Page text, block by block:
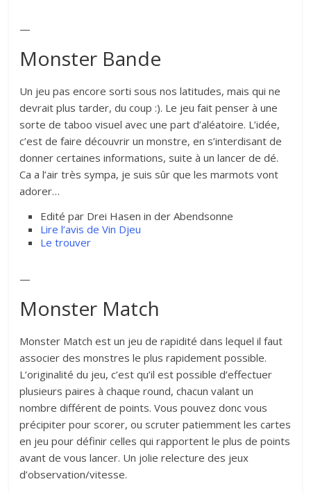
—
Monster Bande
Un jeu pas encore sorti sous nos latitudes, mais qui ne
devrait plus tarder, du coup :). Le jeu fait penser à une
sorte de taboo visuel avec une part d’aléatoire. L’idée,
c’est de faire découvrir un monstre, en s’interdisant de
donner certaines informations, suite à un lancer de dé.
Ca a l’air très sympa, je suis sûr que les marmots vont
adorer…
Edité par Drei Hasen in der Abendsonne
Lire l’avis de Vin Djeu
Le trouver
—
Monster Match
Monster Match est un jeu de rapidité dans lequel il faut
associer des monstres le plus rapidement possible.
L’originalité du jeu, c’est qu’il est possible d’effectuer
plusieurs paires à chaque round, chacun valant un
nombre différent de points. Vous pouvez donc vous
précipiter pour scorer, ou scruter patiemment les cartes
en jeu pour définir celles qui rapportent le plus de points
avant de vous lancer. Un jolie relecture des jeux
d’observation/vitesse.